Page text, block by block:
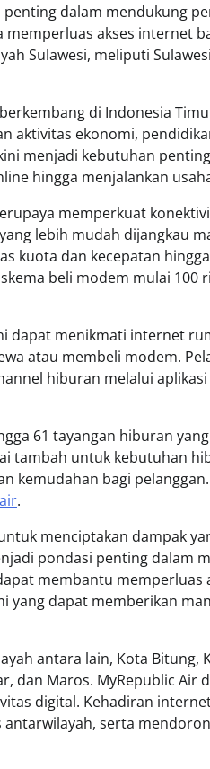
dalam mendukung
akses internet
Sulawesi, meliputi
di Indonesia
aktivitas ekonomi,
menjadi kebutuhan
hingga menjalankan
memperkuat
lebih mudah dijangkau
kuota dan kecepatan
beli modem mulai 100
dapat menikmati internet
atau membeli modem.
hiburan melalui aplikasi
61 tayangan hiburan
tambah untuk kebutuhan
kemudahan bagi
.
menciptakan dampak
pondasi penting dalam
membantu
yang dapat memberikan
antara lain, Kota
dan Maros. MyRepublic
digital. Kehadiran
serta